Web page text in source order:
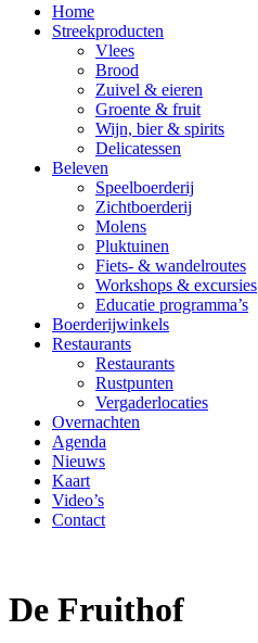
Home
Streekproducten
Vlees
Brood
Zuivel & eieren
Groente & fruit
Wijn, bier & spirits
Delicatessen
Beleven
Speelboerderij
Zichtboerderij
Molens
Pluktuinen
Fiets- & wandelroutes
Workshops & excursies
Educatie programma’s
Boerderijwinkels
Restaurants
Restaurants
Rustpunten
Vergaderlocaties
Overnachten
Agenda
Nieuws
Kaart
Video’s
Contact
De Fruithof